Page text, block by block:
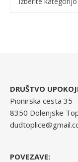
DRUŠTVO
Pionirska cesta 35
8350 Dolenjske
POVEZAVE: